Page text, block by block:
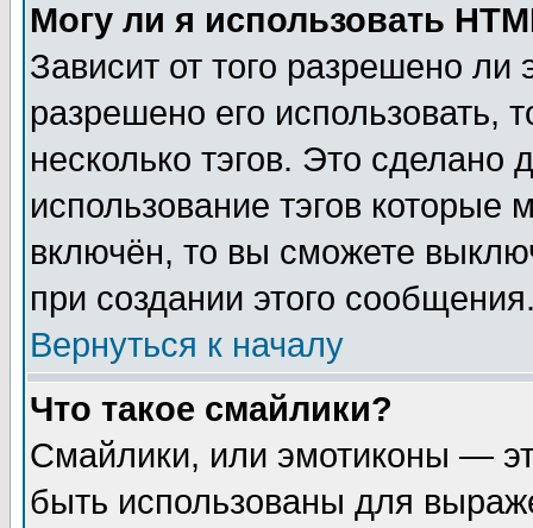
Могу ли я использовать
Зависит от того разрешено
разрешено его использовать,
несколько тэгов. Это сделано
использование тэгов
включён, то вы сможете
при создании этого
Вернуться к началу
Что такое смайлики?
Смайлики, или эмотиконы —
быть использованы для